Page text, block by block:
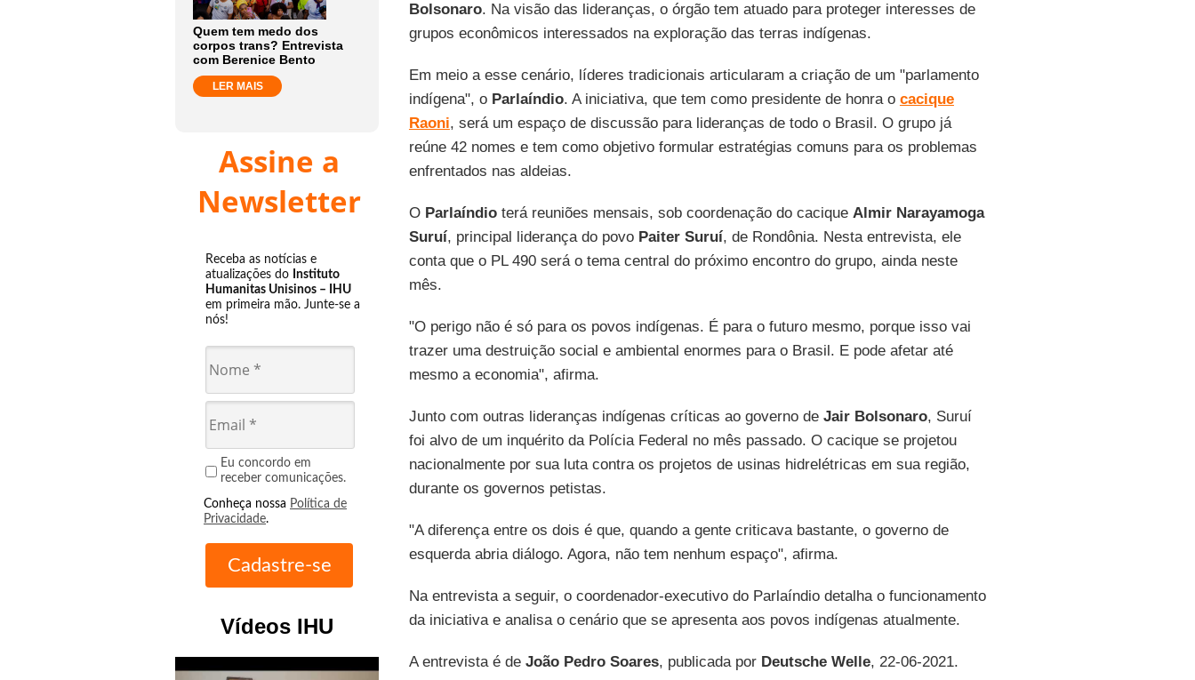
Quem tem medo dos
corpos trans? Entrevista
com Berenice Bento
LER MAIS
Assine a
Newsletter
Receba as notícias e
atualizações do Instituto
Humanitas Unisinos – IHU
em primeira mão. Junte-se a
nós!
Eu concordo em
receber comunicações.
Conheça nossa Política de
Privacidade.
Vídeos IHU
Bolsonaro. Na visão das lideranças, o órgão tem atuado para proteger interesses de
grupos econômicos interessados na exploração das terras indígenas.
Em meio a esse cenário, líderes tradicionais articularam a criação de um "parlamento
indígena", o Parlaíndio. A iniciativa, que tem como presidente de honra o cacique
Raoni, será um espaço de discussão para lideranças de todo o Brasil. O grupo já
reúne 42 nomes e tem como objetivo formular estratégias comuns para os problemas
enfrentados nas aldeias.
O Parlaíndioterá reuniões mensais, sob coordenação do cacique Almir Narayamoga
Suruí, principal liderança do povo Paiter Suruí, de Rondônia. Nesta entrevista, ele
conta que o PL 490 será o tema central do próximo encontro do grupo, ainda neste
mês.
"O perigo não é só para os povos indígenas. É para o futuro mesmo, porque isso vai
trazer uma destruição social e ambiental enormes para o Brasil. E pode afetar até
mesmo a economia", afirma.
Junto com outras lideranças indígenas críticas ao governo de Jair Bolsonaro, Suruí
foi alvo de um inquérito da Polícia Federal no mês passado. O cacique se projetou
nacionalmente por sua luta contra os projetos de usinas hidrelétricas em sua região,
durante os governos petistas.
"A diferença entre os dois é que, quando a gente criticava bastante, o governo de
esquerda abria diálogo. Agora, não tem nenhum espaço", afirma.
Na entrevista a seguir, o coordenador-executivo do Parlaíndio detalha o funcionamento
da iniciativa e analisa o cenário que se apresenta aos povos indígenas atualmente.
A entrevista é de João Pedro Soares, publicada por Deutsche Welle, 22-06-2021.